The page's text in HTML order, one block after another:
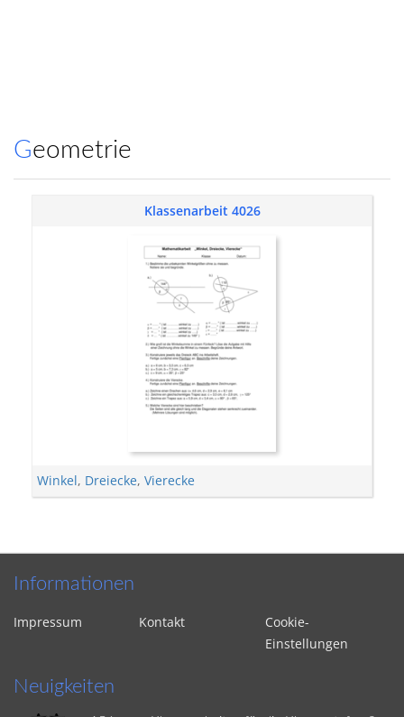
Geometrie
Klassenarbeit 4026
Winkel, Dreiecke, Vierecke
Informationen
Impressum Kontakt
Cookie-
Einstellungen
Neuigkeiten